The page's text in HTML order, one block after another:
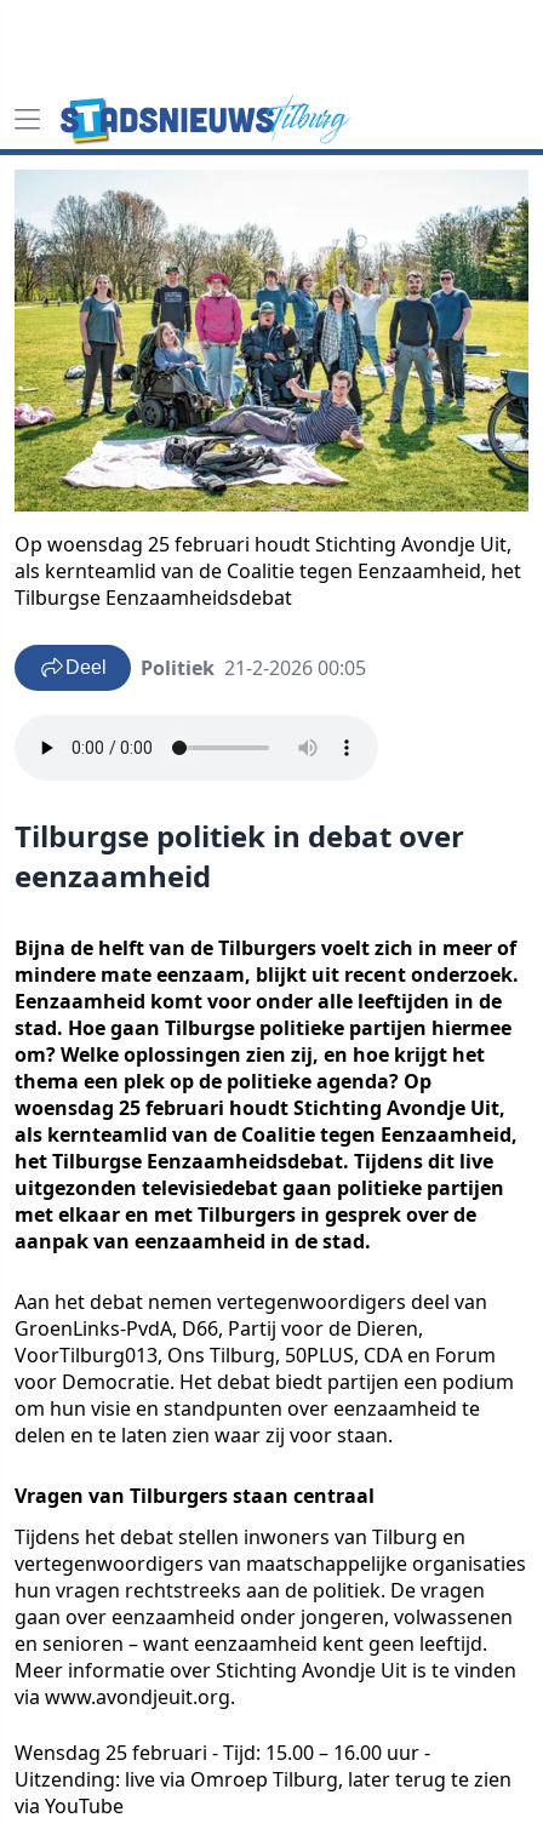
Op woensdag 25 februari houdt Stichting Avondje Uit,
als kernteamlid van de Coalitie tegen Eenzaamheid, het
Tilburgse Eenzaamheidsdebat
Deel Politiek 21-2-2026 00:05
Tilburgse politiek in debat over
eenzaamheid
Bijna de helft van de Tilburgers voelt zich in meer of
mindere mate eenzaam, blijkt uit recent onderzoek.
Eenzaamheid komt voor onder alle leeftijden in de
stad. Hoe gaan Tilburgse politieke partijen hiermee
om? Welke oplossingen zien zij, en hoe krijgt het
thema een plek op de politieke agenda? Op
woensdag 25 februari houdt Stichting Avondje Uit,
als kernteamlid van de Coalitie tegen Eenzaamheid,
het Tilburgse Eenzaamheidsdebat. Tijdens dit live
uitgezonden televisiedebat gaan politieke partijen
met elkaar en met Tilburgers in gesprek over de
aanpak van eenzaamheid in de stad.
Aan het debat nemen vertegenwoordigers deel van
GroenLinks-PvdA, D66, Partij voor de Dieren,
VoorTilburg013, Ons Tilburg, 50PLUS, CDA en Forum
voor Democratie. Het debat biedt partijen een podium
om hun visie en standpunten over eenzaamheid te
delen en te laten zien waar zij voor staan.
Vragen van Tilburgers staan centraal
Tijdens het debat stellen inwoners van Tilburg en
vertegenwoordigers van maatschappelijke organisaties
hun vragen rechtstreeks aan de politiek. De vragen
gaan over eenzaamheid onder jongeren, volwassenen
en senioren – want eenzaamheid kent geen leeftijd.
Meer informatie over Stichting Avondje Uit is te vinden
via www.avondjeuit.org.
Wensdag 25 februari - Tijd: 15.00 – 16.00 uur -
Uitzending: live via Omroep Tilburg, later terug te zien
via YouTube